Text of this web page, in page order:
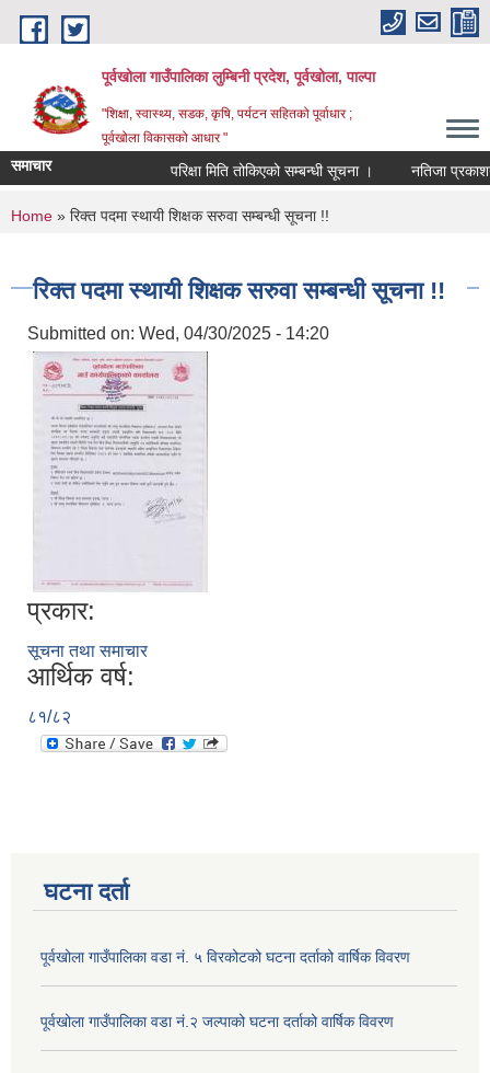
Skip to main content
पूर्वखोला गाउँपालिका लुम्बिनी प्रदेश, पूर्वखोला, पाल्पा
"शिक्षा, स्वास्थ्य, सडक, कृषि, पर्यटन सहितको पूर्वाधार ;
पूर्वखोला विकासको आधार "
समाचार परिक्षा मिति तोकिएको सम्बन्धी सूचना । नतिजा प्रकाशन
You are here
Home » रिक्त पदमा स्थायी शिक्षक सरुवा सम्बन्धी सूचना !!
रिक्त पदमा स्थायी शिक्षक सरुवा सम्बन्धी सूचना !!
Submitted on: Wed, 04/30/2025 - 14:20
प्रकार:
सूचना तथा समाचार
आर्थिक वर्ष:
८१/८२
घटना दर्ता
पूर्वखोला गाउँपालिका वडा नं. ५ विरकोटको घटना दर्ताको वार्षिक विवरण
पूर्वखोला गाउँपालिका वडा नं.२ जल्पाको घटना दर्ताको वार्षिक विवरण